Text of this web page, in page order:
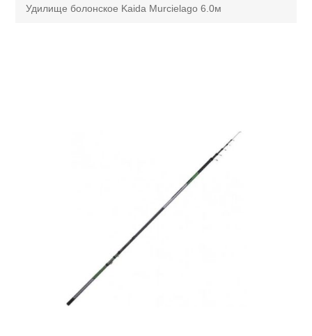
Товары для рыбалки
Удилище болонское Kaida Murcielago 6.0м